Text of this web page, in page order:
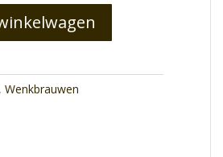
,Wenkbrauwen